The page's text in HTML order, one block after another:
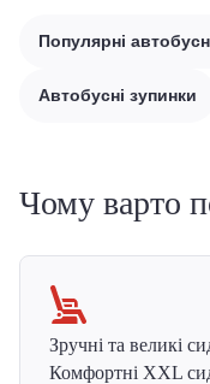
Популярні
Автобусні зупинки
Чому варто
Зручні та великі
Комфортні XXL